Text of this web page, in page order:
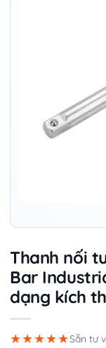
Thanh nối
Bar
dạng kích
★★★★★Sẵn tư